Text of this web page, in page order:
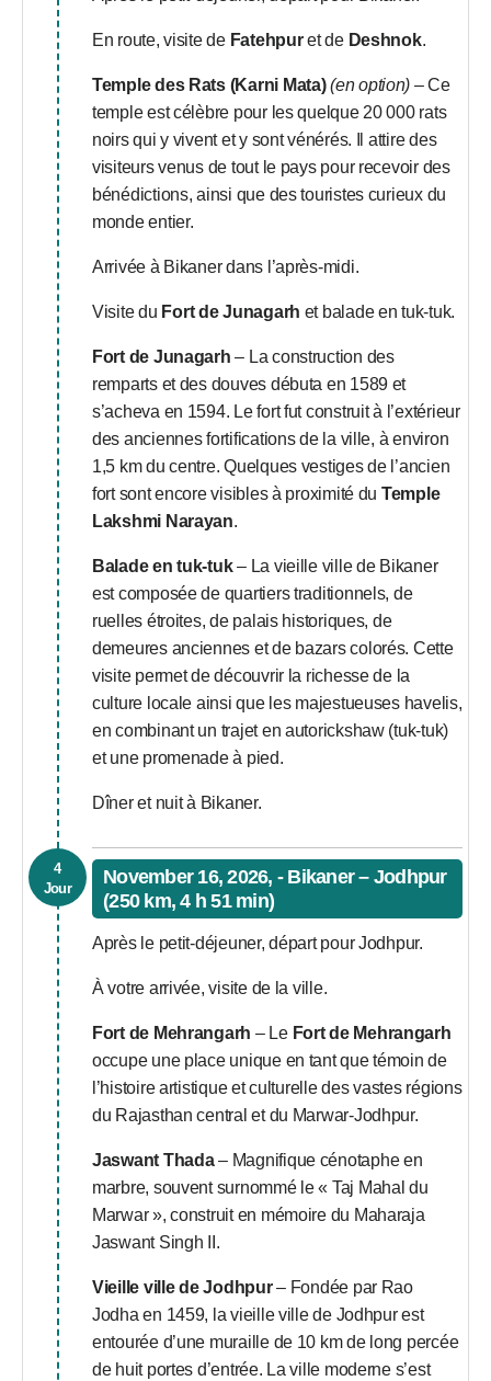
En route, visite de Fatehpuret de Deshnok.
Temple des Rats (Karni Mata) (en option) – Ce
temple est célèbre pour les quelque 20 000 rats
noirs qui y vivent et y sont vénérés. Il attire des
visiteurs venus de tout le pays pour recevoir des
bénédictions, ainsi que des touristes curieux du
monde entier.
Arrivée à Bikaner dans l’après-midi.
Visite du Fort de Junagarh et balade en tuk-tuk.
Fort de Junagarh – La construction des
remparts et des douves débuta en 1589 et
s’acheva en 1594. Le fort fut construit à l’extérieur
des anciennes fortifications de la ville, à environ
1,5 km du centre. Quelques vestiges de l’ancien
fort sont encore visibles à proximité du Temple
Lakshmi Narayan.
Balade en tuk-tuk– La vieille ville de Bikaner
est composée de quartiers traditionnels, de
ruelles étroites, de palais historiques, de
demeures anciennes et de bazars colorés. Cette
visite permet de découvrir la richesse de la
culture locale ainsi que les majestueuses havelis,
en combinant un trajet en autorickshaw (tuk-tuk)
et une promenade à pied.
Dîner et nuit à Bikaner.
4
Jour
November 16, 2026, - Bikaner – Jodhpur
(250 km, 4 h 51 min)
Après le petit-déjeuner, départ pour Jodhpur.
À votre arrivée, visite de la ville.
Fort de Mehrangarh – Le Fort de Mehrangarh
occupe une place unique en tant que témoin de
l’histoire artistique et culturelle des vastes régions
du Rajasthan central et du Marwar-Jodhpur.
Jaswant Thada– Magnifique cénotaphe en
marbre, souvent surnommé le « Taj Mahal du
Marwar », construit en mémoire du Maharaja
Jaswant Singh II.
Vieille ville de Jodhpur– Fondée par Rao
Jodha en 1459, la vieille ville de Jodhpur est
entourée d’une muraille de 10 km de long percée
de huit portes d’entrée. La ville moderne s’est